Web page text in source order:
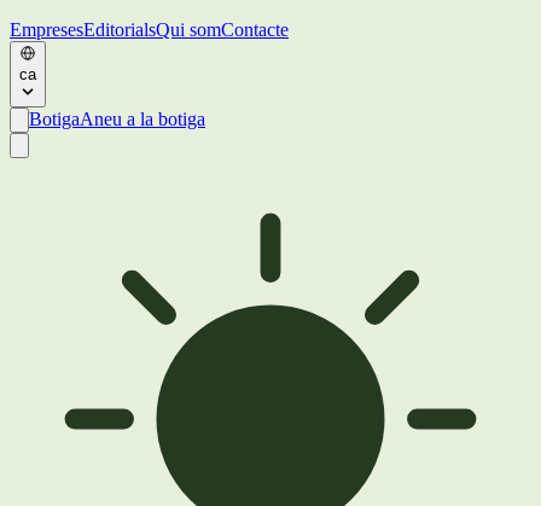
EmpresesEditorialsQui somContacte
ca
BotigaAneu a la botiga